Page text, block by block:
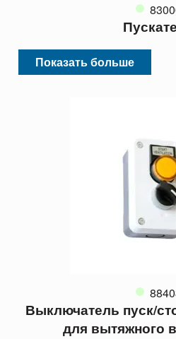
Показать больше
Выключатель пуск/
для вытяжного